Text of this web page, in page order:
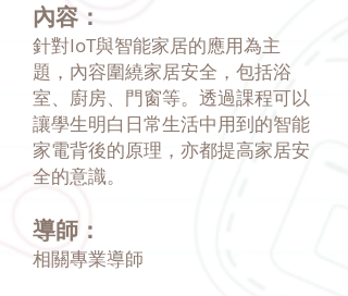
內容：
針對IoT與智能家居的應用為主
題，內容圍繞家居安全，包括浴
室、廚房、門窗等。透過課程可以
讓學生明白日常生活中用到的智能
家電背後的原理，亦都提高家居安
全的意識。
導師：
相關專業導師